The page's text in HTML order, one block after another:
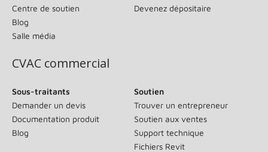
Centre de soutien
Blog
Salle média
Devenez dépositaire
CVAC commercial
Sous-traitants
Demander un devis
Documentation produit
Blog
Soutien
Trouver un entrepreneur
Soutien aux ventes
Support technique
Fichiers Revit